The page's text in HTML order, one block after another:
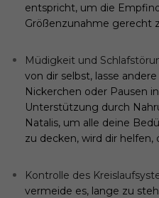
entspricht, um die
Größenzunahme gerecht
Müdigkeit und
von dir selbst, lasse
Nickerchen oder Pausen
Unterstützung durch
Natalis, um alle deine
zu decken, wird dir
Kontrolle des
vermeide es, lange zu